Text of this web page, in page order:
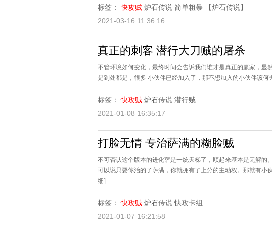
标签： 快攻贼 炉石传说 简单粗暴 【炉石传说】
2021-03-16 11:36:16
真正的刺客 潜行大刀贼的屠杀
不管环境如何变化，最终时间会告诉我们谁才是真正的赢家，
是到处都是，很多 小伙伴已经加入了，那不想加入的小伙伴该
标签： 快攻贼 炉石传说 潜行贼
2021-01-08 16:35:17
打脸无情 专治萨满的糊脸贼
不可否认这个版本的进化萨是一统天梯了，顺起来基本是无解
可以说只要你治的了萨满，你就拥有了上分的主动权。那就有小
细]
标签： 快攻贼 炉石传说 快攻卡组
2021-01-07 16:21:58